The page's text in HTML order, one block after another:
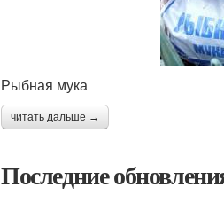
Рыбная мука
читать дальше →
Последние